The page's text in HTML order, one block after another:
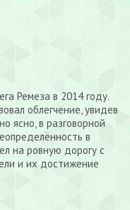
Ремеза в 2014 году.
облегчение, увидев
ясно, в разговорной
в
на ровную дорогу с
и их достижение